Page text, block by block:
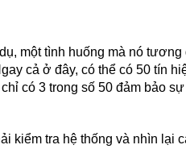
một tình huống mà nó
cả ở đây, có thể có 50 tín
có 3 trong số 50 đảm bảo
kiểm tra hệ thống và nhìn lại